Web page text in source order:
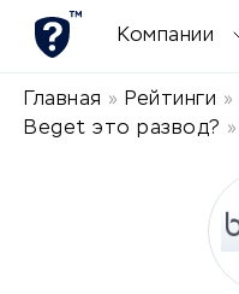
Компании
Главная » Рейтинги »
Beget это развод? »